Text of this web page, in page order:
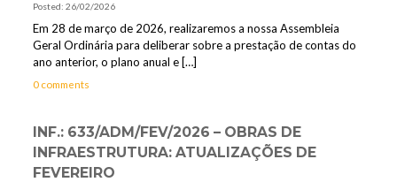
Posted: 26/02/2026
Em 28 de março de 2026, realizaremos a nossa Assembleia
Geral Ordinária para deliberar sobre a prestação de contas do
ano anterior, o plano anual e[…]
0 comments
INF.: 633/ADM/FEV/2026 – OBRAS DE
INFRAESTRUTURA: ATUALIZAÇÕES DE
FEVEREIRO